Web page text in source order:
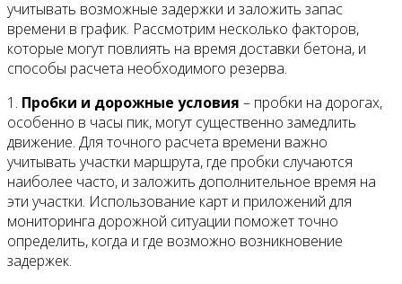
учитывать возможные задержки и заложить запас
времени в график. Рассмотрим несколько факторов,
которые могут повлиять на время доставки бетона, и
способы расчета необходимого резерва.
1. Пробки и дорожные условия – пробки на дорогах,
особенно в часы пик, могут существенно замедлить
движение. Для точного расчета времени важно
учитывать участки маршрута, где пробки случаются
наиболее часто, и заложить дополнительное время на
эти участки. Использование карт и приложений для
мониторинга дорожной ситуации поможет точно
определить, когда и где возможно возникновение
задержек.